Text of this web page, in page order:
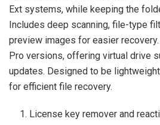
Ext systems, while keeping the
Includes deep scanning, file-type
preview images for easier
Pro versions, offering virtual drive
updates. Designed to be
for efficient file recovery.
License key remover and